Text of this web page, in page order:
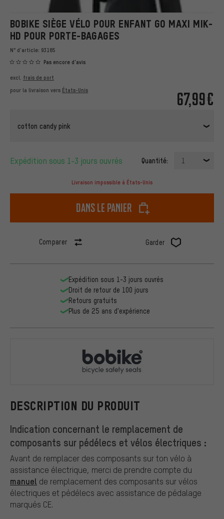
BOBIKE SIÈGE VÉLO POUR ENFANT GO MAXI MIK-
HD POUR PORTE-BAGAGES
N° d'article: 93185
Pas encore d'avis
67,99€
excl. frais de port
pour la livraison vers États-Unis
cotton candy pink
Expédition sous 1-3 jours ouvrés Quantité: 1
Livraison impossible à États-Unis
dans le panier
Comparer Garder
DESCRIPTION DU PRODUIT
Indication concernant le remplacement de
composants sur pédélecs et vélos électriques :
Avant de remplacer des composants sur ton vélo à
assistance électrique, merci de prendre compte du
manuel de remplacement des composants sur vélos
électriques et pédélecs avec assistance de pédalage
marqués CE.
Expédition sous 1-3 jours ouvrés
Droit de retour de 100 jours
Retours gratuits
Plus de 25 ans d'expérience